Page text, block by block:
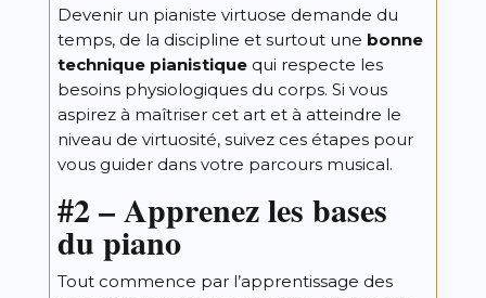
Devenir un pianiste virtuose demande du
temps, de la discipline et surtout une bonne
technique pianistiquequi respecte les
besoins physiologiques du corps. Si vous
aspirez à maîtriser cet art et à atteindre le
niveau de virtuosité, suivez ces étapes pour
vous guider dans votre parcours musical.
#2 –Apprenez les bases
du piano
Tout commence par l’apprentissage des